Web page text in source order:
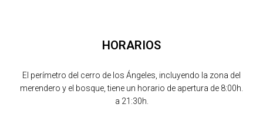
HORARIOS
El perímetro del cerro de los Ángeles, incluyendo la zona del
merendero y el bosque, tiene un horario de apertura de 8:00h.
a 21:30h.